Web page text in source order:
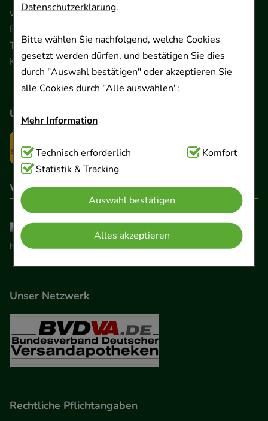
Datenschutzerklärung.
Bitte wählen Sie nachfolgend, welche Cookies
gesetzt werden dürfen, und bestätigen Sie dies
durch "Auswahl bestätigen" oder akzeptieren Sie
alle Cookies durch "Alle auswählen":
Mehr Information
Technisch Notwendig:Hierbei handelt es sich um
Cookies, die für die Grundfunktionen unserer
Website notwendig sind (z.B. Navigation,
Warenkorb, Kundenkonto), weshalb auf diese nicht
verzichtet werden kann.
Komfort:Diese Cookies werden genutzt um das
Einkaufserlebnis noch ansprechender zu gestalten,
Besuchers oder unsere Seite an bevorzugte
Verhaltensweisen (z.B. Spracheinstellung)
anzupassen. Komfort-Cookies ermöglichen es uns
auch auf Ihre Bedürfnisse zugeschrittene Inhalte
anzuzeigen und unser Partnerprogramm zu
Statistik & Tracking:Hierüber lassen sich
Technisch erforderlich
Komfort
Statistik & Tracking
Auswahl bestätigen
Alles akzeptieren
www.ApoSalis.de· E-Mail:
Ernst-August-Platz 2 · 30159 Hannover
Telefon 0511 89 71 80 0 · Fax 0511 89 71 80 11
Kontaktformular
Unser Versanddienstleister
Wir sind hier gelistet
Unser Netzwerk
Rechtliche Pflichtangaben